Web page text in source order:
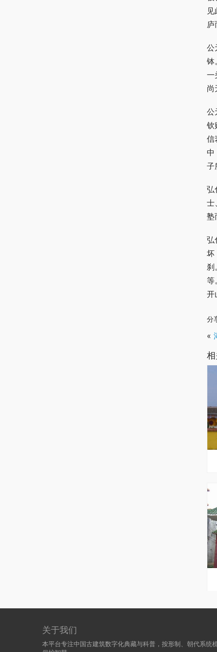
公
钵
一
尚
公
钦
信
中
子
弘
士
塾
弘
坏
刹
等
开
分
«
关于我们
本平台专注中国古建筑数字化典藏与科普，按形制、朝代系